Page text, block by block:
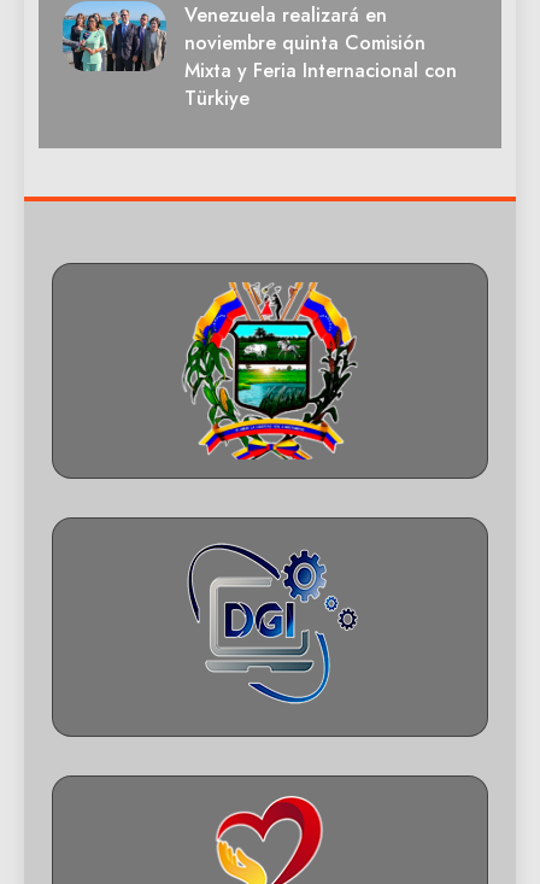
Venezuela realizará en
noviembre quinta Comisión
Mixta y Feria Internacional con
Türkiye